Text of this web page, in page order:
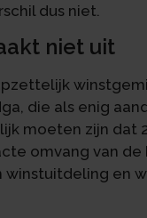
dus niet.
niet uit
die als enig
moeten zijn dat
omvang van
winstuitdeling en